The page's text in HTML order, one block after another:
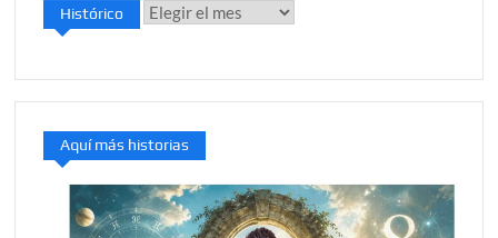
Histórico Histórico
Aquí más historias